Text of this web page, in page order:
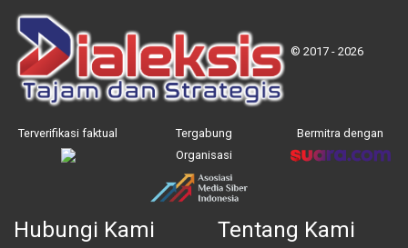
© 2017 - 2026
Terverifikasi faktual
Tergabung
Organisasi
Bermitra dengan
Hubungi Kami Tentang Kami